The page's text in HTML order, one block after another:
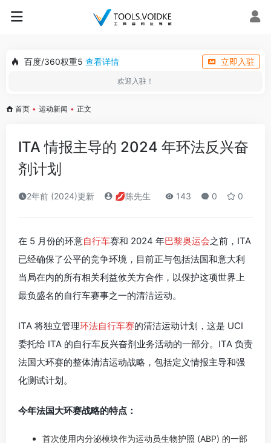
百度/360权重5 查看详情 立即入驻
欢迎入驻！
首页 • 运动新闻 • 正文
ITA 情报主导的 2024 年环法反兴奋
剂计划
2年前 (2024)更新 💋陈先生 143 0 0
在 5 月份的环意自行车赛和 2024 年巴黎奥运会之前，ITA
已经确保了公平的竞争环境，目前正与包括法国和意大利
当局在内的所有相关利益攸关方合作，以保护这项世界上
最负盛名的自行车赛事之一的清洁运动。
ITA 将独立管理环法自行车赛的清洁运动计划，这是 UCI
委托给 ITA 的自行车反兴奋剂业务活动的一部分。ITA 负责
法国大环赛的整体清洁运动战略，包括定义情报主导和强
化测试计划。
今年法国大环赛战略的特点：
首次使用内分泌模块作为运动员生物护照 (ABP) 的一部